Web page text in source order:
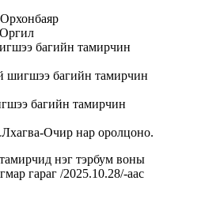
багийн тамирчин
шигшээ багийн тамирчин
багийн тамирчин
Очир нар оролцоно.
нэг тэрбум воны
гараг /2025.10.28/-аас